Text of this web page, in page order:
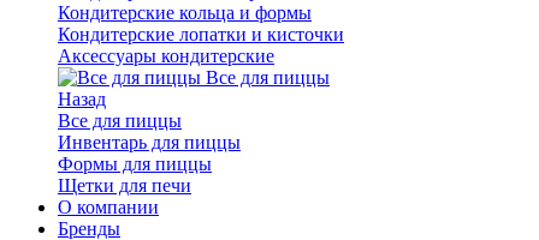
Кондитерские кольца и формы
Кондитерские лопатки и кисточки
Аксессуары кондитерские
Все для пиццы
Назад
Все для пиццы
Инвентарь для пиццы
Формы для пиццы
Щетки для печи
О компании
Бренды